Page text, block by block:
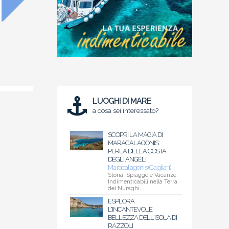
LUOGHI DI MARE
a cosa sei interessato?
SCOPRI LA MAGIA DI
MARACALAGONIS:
PERLA DELLA COSTA
DEGLI ANGELI
Maracalagonis (Cagliari)
Storia, Spiagge e Vacanze
Indimenticabili nella Terra
dei Nuraghi...
ESPLORA
L'INCANTEVOLE
BELLEZZA DELL'ISOLA DI
RAZZOLI